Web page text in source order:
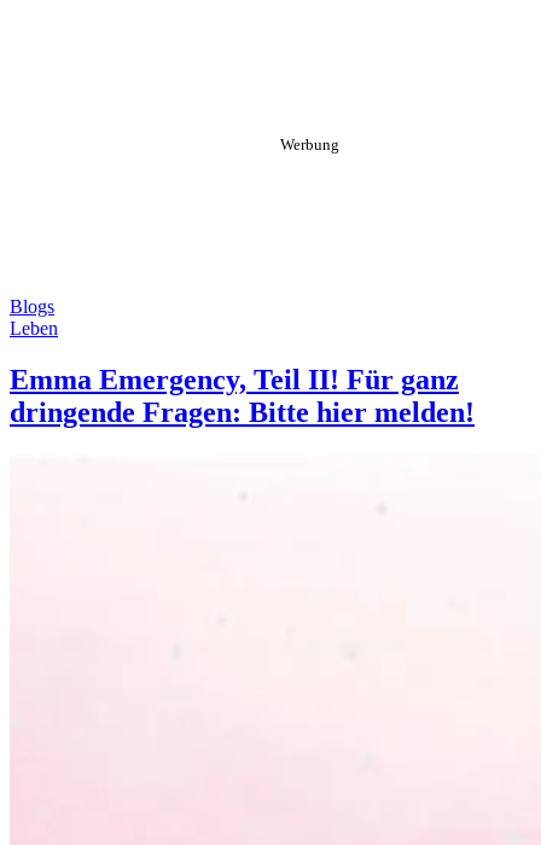
Blogs
Leben
Emma Emergency, Teil II! Für ganz
dringende Fragen: Bitte hier melden!